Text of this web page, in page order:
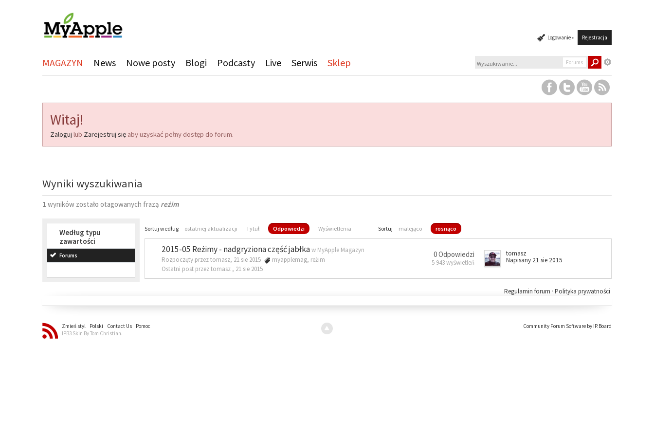
Logowanie » Rejestracja
MAGAZYN News Nowe posty Blogi Podcasty Live Serwis Sklep Forums
Witaj!
Zaloguj lub Zarejestruj się aby uzyskać pełny dostęp do forum.
Wyniki wyszukiwania
1 wyników zostało otagowanych frazą reżim
Według typu
zawartości
Forums
Sortuj według ostatniej aktualizacji Tytuł Odpowiedzi Wyświetlenia Sortuj malejąco rosnąco
2015-05 Reżimy - nadgryziona część jabłkaw MyApple Magazyn
Rozpoczęty przez tomasz, 21 sie 2015
myapplemag, reżim
Ostatni post przez tomasz , 21 sie 2015
0 Odpowiedzi
5 943 wyświetleń
tomasz
Napisany 21 sie 2015
Polityka prywatności
Regulamin forum ·
Zmień styl Polski Contact Us
Pomoc
IPB3 Skin By Tom Christian.
Community Forum Software by IP.Board